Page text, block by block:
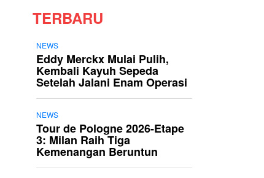
TERBARU
NEWS
Eddy Merckx Mulai Pulih,
Kembali Kayuh Sepeda
Setelah Jalani Enam Operasi
NEWS
Tour de Pologne 2026-Etape
3: Milan Raih Tiga
Kemenangan Beruntun